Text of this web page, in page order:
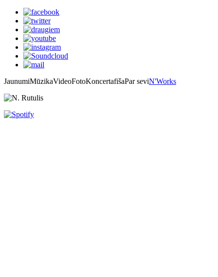
JaunumiMūzikaVideoFotoKoncertafišaPar seviN'Works